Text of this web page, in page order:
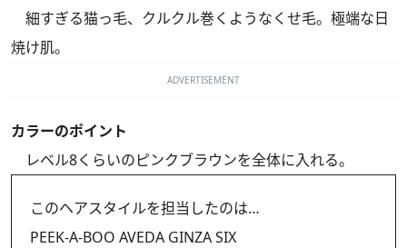
細すぎる猫っ毛、クルクル巻くようなくせ毛。極端な日
焼け肌。
ADVERTISEMENT
カラーのポイント
レベル8くらいのピンクブラウンを全体に入れる。
このヘアスタイルを担当したのは…
PEEK-A-BOO AVEDA GINZA SIX